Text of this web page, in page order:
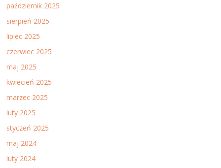
październik 2025
sierpień 2025
lipiec 2025
czerwiec 2025
maj 2025
kwiecień 2025
marzec 2025
luty 2025
styczeń 2025
maj 2024
luty 2024